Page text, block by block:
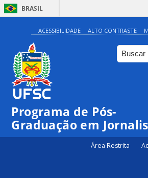
BRASIL
ACESSIBILIDADE ALTO CONTRASTE
Programa de Pós-
Graduação em
Área Restrita